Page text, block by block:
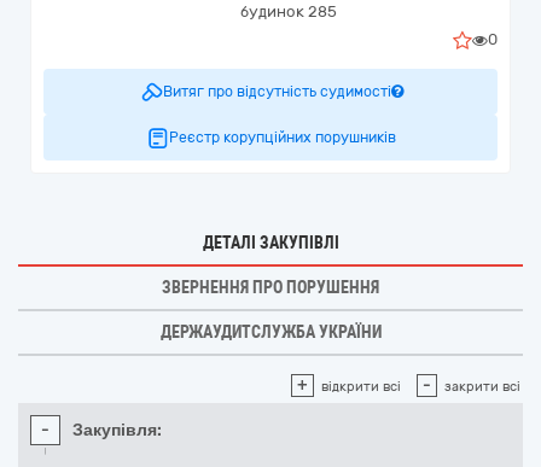
будинок 285
0
Витяг про відсутність судимості
Реєстр корупційних порушників
ДЕТАЛІ ЗАКУПІВЛІ
ЗВЕРНЕННЯ ПРО ПОРУШЕННЯ
ДЕРЖАУДИТСЛУЖБА УКРАЇНИ
+ відкрити всі - закрити всі
- Закупівля: